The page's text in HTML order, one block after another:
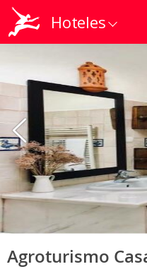
Hoteles
Agroturismo